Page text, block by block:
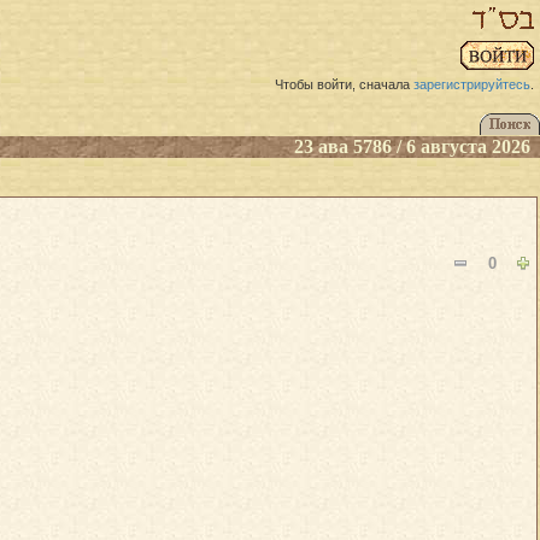
Чтобы войти, сначала зарегистрируйтесь.
23 ава 5786 / 6 августа 2026
0